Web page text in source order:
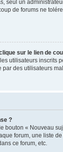
seul un
de forums ne
sur le lien de
utilisateurs
des utilisateurs
?
bouton « Nouveau
forum, une liste
ce forum, etc.